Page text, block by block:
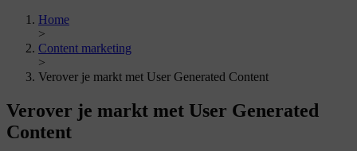
Home
>
Content marketing
>
Verover je markt met User Generated Content
Verover je markt met User Generated
Content